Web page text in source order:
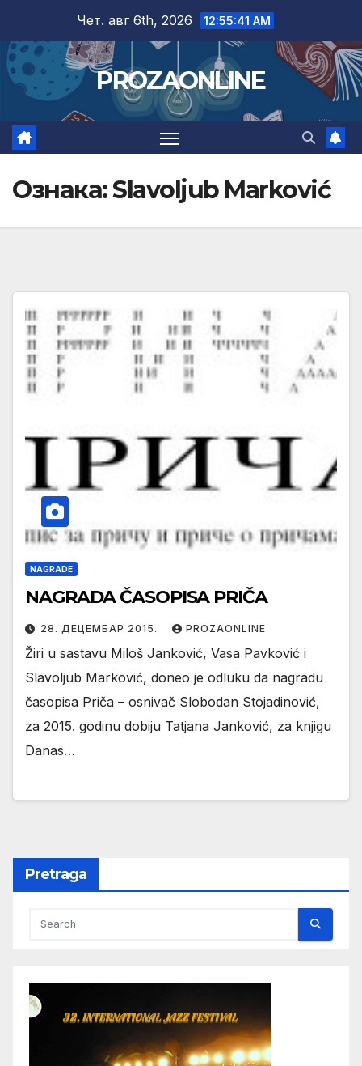
content
Чет. авг 6th, 2026 12:55:42 AM
PROZAONLINE
Ознака:Slavoljub Marković
NAGRADE
NAGRADA ČASOPISA PRIČA
28. ДЕЦЕМБАР 2015. PROZAONLINE
Žiri u sastavu Miloš Janković, Vasa Pavković i
Slavoljub Marković, doneo je odluku da nagradu
časopisa Priča – osnivač Slobodan Stojadinović,
za 2015. godinu dobiju Tatjana Janković, za knjigu
Danas…
Pretraga